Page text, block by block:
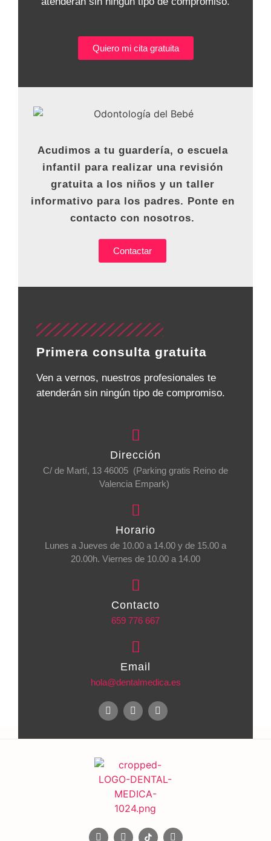
Quiero mi cita gratuita
Acudimos a tu guardería, o escuela
infantil para realizar una revisión
gratuita a los niños y un taller
informativo para los padres. Ponte en
contacto con nosotros.
Contactar
Primera consulta gratuita
Ven a vernos, nuestros profesionales te
atenderán sin ningún tipo de compromiso.
Dirección
C/ de Martí, 13 46005 (Parking gratis Reino de
Valencia Empark)
Horario
Lunes a Jueves de 10.00 a 14.00 y de 15.00 a
20.00h. Viernes de 10.00 a 14.00
Contacto
659 776 667
Email
hola@dentalmedica.es